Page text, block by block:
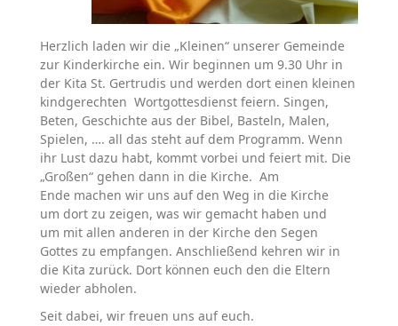
Herzlich laden wir die „Kleinen“ unserer Gemeinde
zur Kinderkirche ein. Wir beginnen um 9.30 Uhr in
der Kita St. Gertrudis und werden dort einen kleinen
kindgerechten Wortgottesdienst feiern. Singen,
Beten, Geschichte aus der Bibel, Basteln, Malen,
Spielen, …. all das steht auf dem Programm. Wenn
ihr Lust dazu habt, kommt vorbei und feiert mit. Die
„Großen“ gehen dann in die Kirche. Am
Ende machen wir uns auf den Weg in die Kirche
um dort zu zeigen, was wir gemacht haben und
um mit allen anderen in der Kirche den Segen
Gottes zu empfangen. Anschließend kehren wir in
die Kita zurück. Dort können euch den die Eltern
wieder abholen.
Seit dabei, wir freuen uns auf euch.